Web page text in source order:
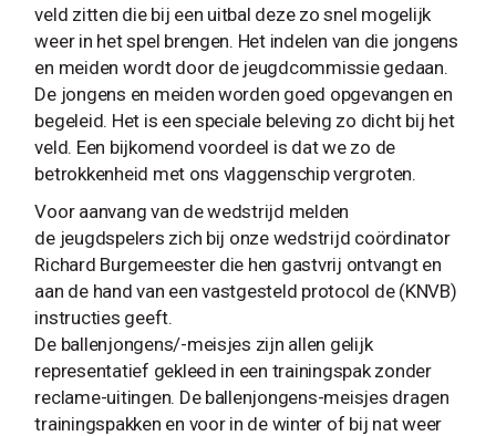
veld zitten die bij een uitbal deze zo snel mogelijk
weer in het spel brengen. Het indelen van die jongens
en meiden wordt door de jeugdcommissie gedaan.
De jongens en meiden worden goed opgevangen en
begeleid. Het is een speciale beleving zo dicht bij het
veld. Een bijkomend voordeel is dat we zo de
betrokkenheid met ons vlaggenschip vergroten.
Voor aanvang van de wedstrijd melden
de jeugdspelers zich bij onze wedstrijd coördinator
Richard Burgemeester die hen gastvrij ontvangt en
aan de hand van een vastgesteld protocol de (KNVB)
instructies geeft.
De ballenjongens/-meisjes zijn allen gelijk
representatief gekleed in een trainingspak zonder
reclame-uitingen. De ballenjongens-meisjes dragen
trainingspakken en voor in de winter of bij nat weer